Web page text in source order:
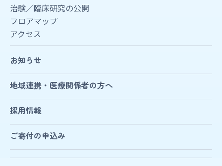
治験／臨床研究の公開
フロアマップ
アクセス
お知らせ
地域連携・医療関係者の方へ
採用情報
ご寄付の申込み